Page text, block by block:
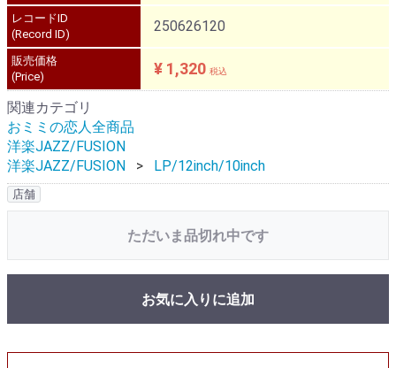
レコードID
(Record ID)
250626120
販売価格
(Price)
¥ 1,320 税込
関連カテゴリ
おミミの恋人全商品
洋楽JAZZ/FUSION
洋楽JAZZ/FUSION
LP/12inch/10inch
店舗
ただいま品切れ中です
お気に入りに追加